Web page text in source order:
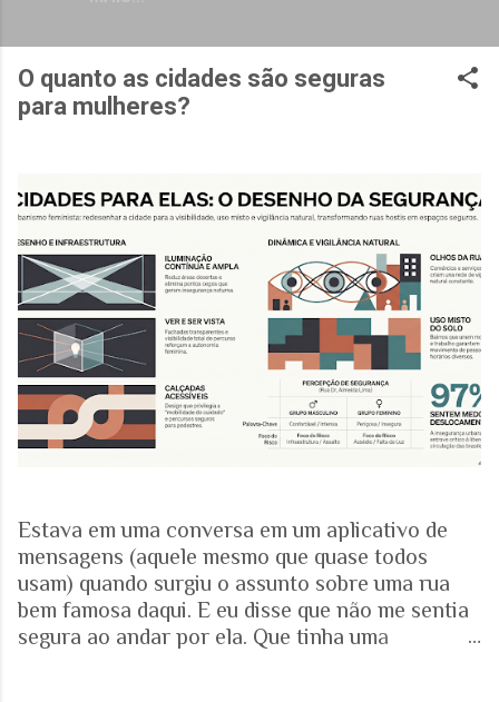
O quanto as cidades são seguras
para mulheres?
Estava em uma conversa em um aplicativo de
mensagens (aquele mesmo que quase todos
usam) quando surgiu o assunto sobre uma rua
bem famosa daqui. E eu disse que não me sentia
segura ao andar por ela. Que tinha uma